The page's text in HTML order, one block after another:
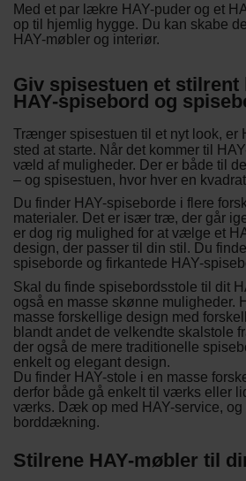
Med et par lækre HAY-puder og et
op til hjemlig hygge. Du kan skabe
HAY-møbler og interiør.
Giv spisestuen et stilrent
HAY-spisebord og
Trænger spisestuen til et nyt look, er
sted at starte. Når det kommer til
væld af muligheder. Der er både til
– og spisestuen, hvor hver en
Du finder HAY-spiseborde i flere
materialer. Det er især træ, der går
er dog rig mulighed for at vælge et
design, der passer til din stil. Du
spiseborde og firkantede HAY-
Skal du finde spisebordsstole til dit
også en masse skønne muligheder.
masse forskellige design med
blandt andet de velkendte skalstole
der også de mere traditionelle
enkelt og elegant design.
Du finder HAY-stole i en masse
derfor både gå enkelt til værks eller
værks. Dæk op med HAY-service, og
borddækning.
Stilrene HAY-møbler til